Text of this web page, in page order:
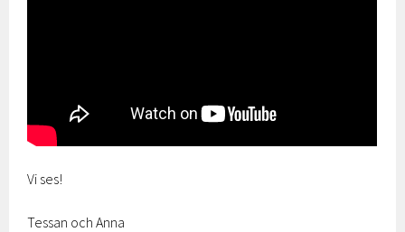
Vi ses!
Tessan och Anna